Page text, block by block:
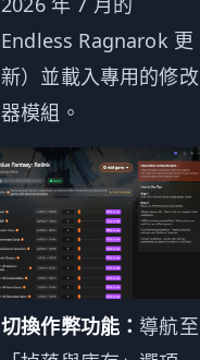
Endless Ragnarok 更
新）並載入專用的修改
器模組。
切換作弊功能： 導航至